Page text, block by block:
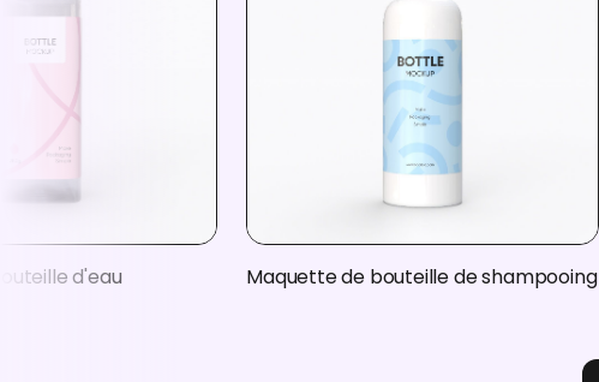
d'eau Maquette de bouteille de shampooing